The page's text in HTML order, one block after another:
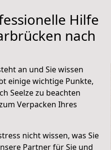
Hilfe
nach
an und Sie wissen
einige wichtige Punkte,
Seelze zu beachten
Verpacken Ihres
nicht wissen, was Sie
Partner für Sie und